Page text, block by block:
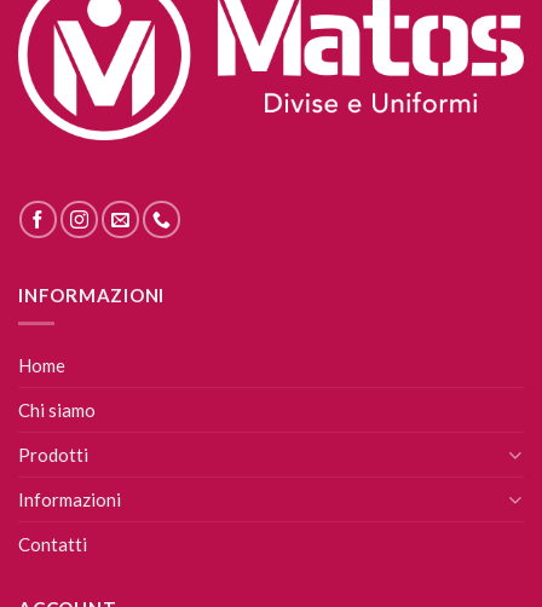
INFORMAZIONI
Home
Chi siamo
Prodotti
Informazioni
Contatti